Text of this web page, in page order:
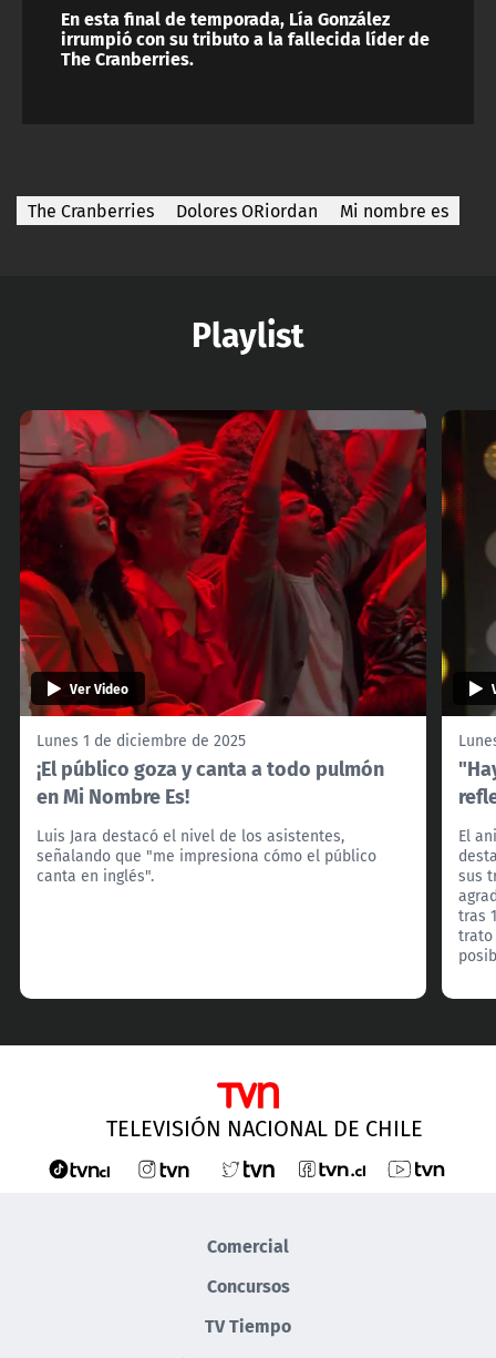
En esta final de temporada, Lía González
irrumpió con su tributo a la fallecida líder de
The Cranberries.
The Cranberries Dolores ORiordan Mi nombre es
Playlist
Ver Video
Lunes 1 de diciembre de 2025
¡El público goza y canta a todo pulmón
en Mi Nombre Es!
Luis Jara destacó el nivel de los asistentes,
señalando que "me impresiona cómo el público
canta en inglés".
El
sus
tras
trato
TELEVISIÓN NACIONAL DE CHILE
Comercial
Concursos
TV Tiempo